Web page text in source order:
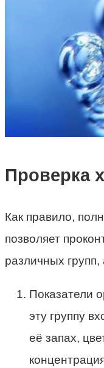
Проверка
Как правило,
позволяет
различных
Показатели
эту группу
её запах,